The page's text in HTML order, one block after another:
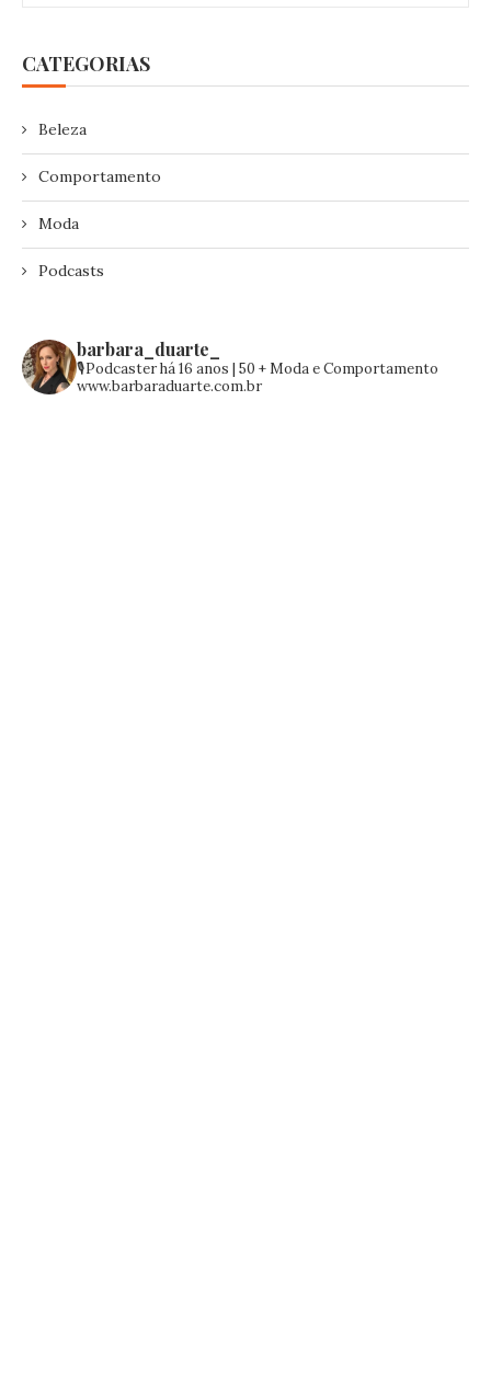
CATEGORIAS
Beleza
Comportamento
Moda
Podcasts
barbara_duarte_
🎙️Podcaster há 16 anos | 50 +Moda e Comportamento
www.barbaraduarte.com.br